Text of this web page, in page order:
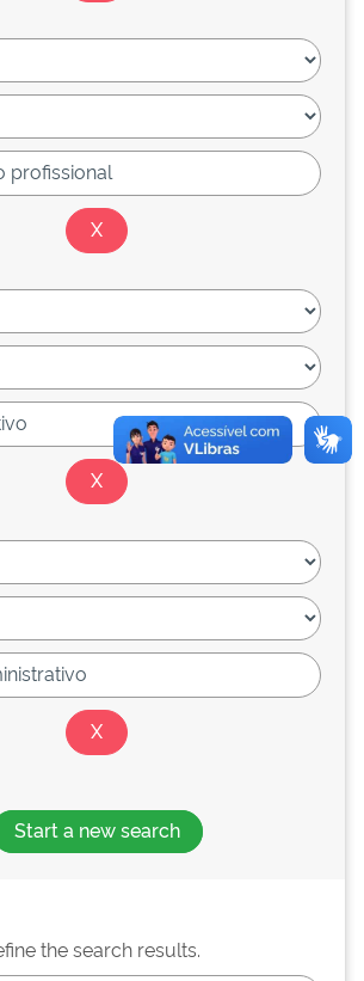
Start a new search
the search results.